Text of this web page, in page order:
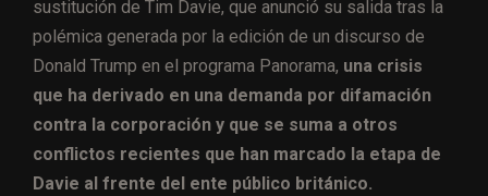
sustitución de Tim Davie, que anunció su salida tras la
polémica generada por la edición de un discurso de
Donald Trump en el programa Panorama, una crisis
que ha derivado en una demanda por difamación
contra la corporación y que se suma a otros
conflictos recientes que han marcado la etapa de
Davie al frente del ente público británico.